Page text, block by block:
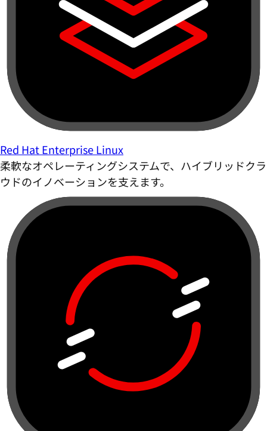
Red Hat Enterprise Linux
柔軟なオペレーティングシステムで、ハイブリッドクラ
ウドのイノベーションを支えます。